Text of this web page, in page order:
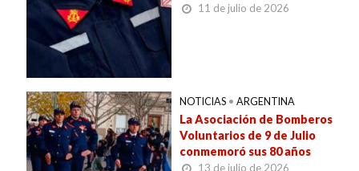
11 de julio de 2026
NOTICIAS • ARGENTINA
La Asociación de Bomberos
Voluntarios de 9 de Julio
conmemoró sus 80 años
13 de julio de 2026